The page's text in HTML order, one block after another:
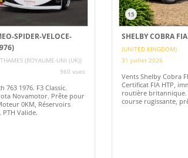
SPIDER-VELOCE-
(ROYAUME-UNI (UK))
960 vues
763 1976. F3 Classic.
Novamotor. Prête pour
0KM, Réservoirs
PTH Valide.
15
SHELBY COBRA
(UNITED KINGDOM)
31 juillet 2026
Vents Shelby Cobra
Certificat FIA HTP,
routière britannique.
course rugissante,